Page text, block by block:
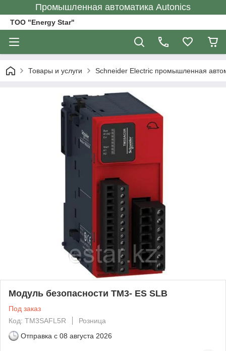
Промышленная автоматика Autonics
ТОО "Energy Star"
Товары и услуги Schneider Electric промышленная
Модуль безопасности ТМ3- ES SLB
Под заказ
Код: TM3SAFL5R
Розница
Отправка с 08 августа 2026